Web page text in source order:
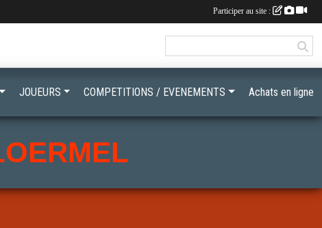
JOUEURS COMPETITIONS / EVENEMENTS Achats en ligne
Participer au site :